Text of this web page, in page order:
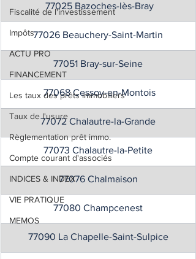
Fiscalité de l'investissement
Impôts
ACTU PRO
FINANCEMENT
Les taux des prêts immobiliers
Taux de l'usure
Règlementation prêt immo.
Compte courant d'associés
INDICES & INDEX
VIE PRATIQUE
MEMOS
77025 Bazoches-lès-Bray
77026 Beauchery-Saint-Martin
77051 Bray-sur-Seine
77068 Cessoy-en-Montois
77072 Chalautre-la-Grande
77073 Chalautre-la-Petite
77076 Chalmaison
77080 Champcenest
77090 La Chapelle-Saint-Sulpice